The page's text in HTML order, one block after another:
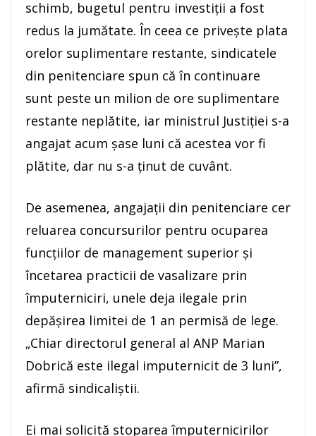
schimb, bugetul pentru investiţii a fost
redus la jumătate. În ceea ce priveşte plata
orelor suplimentare restante, sindicatele
din penitenciare spun că în continuare
sunt peste un milion de ore suplimentare
restante neplătite, iar ministrul Justiţiei s-a
angajat acum şase luni că acestea vor fi
plătite, dar nu s-a ţinut de cuvânt.
De asemenea, angajaţii din penitenciare cer
reluarea concursurilor pentru ocuparea
funcţiilor de management superior şi
încetarea practicii de vasalizare prin
împuterniciri, unele deja ilegale prin
depăşirea limitei de 1 an permisă de lege.
„Chiar directorul general al ANP Marian
Dobrică este ilegal imputernicit de 3 luni”,
afirmă sindicaliştii.
Ei mai solicită stoparea împuternicirilor